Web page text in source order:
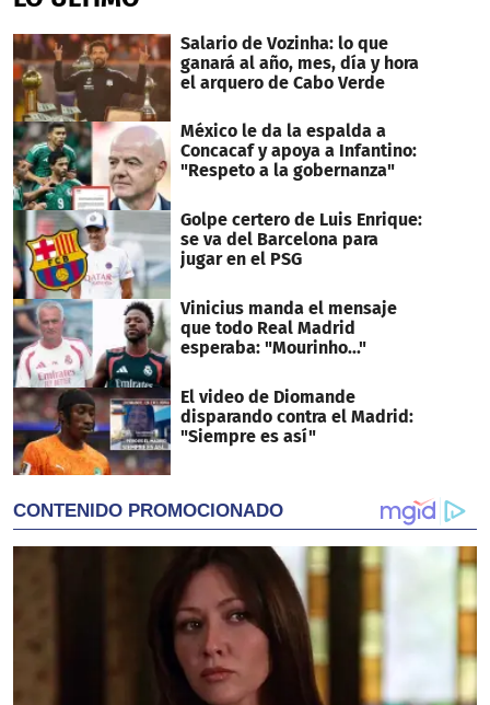
Salario de Vozinha: lo que
ganará al año, mes, día y hora
el arquero de Cabo Verde
México le da la espalda a
Concacaf y apoya a Infantino:
"Respeto a la gobernanza"
Golpe certero de Luis Enrique:
se va del Barcelona para
jugar en el PSG
Vinicius manda el mensaje
que todo Real Madrid
esperaba: "Mourinho..."
El video de Diomande
disparando contra el Madrid:
"Siempre es así"